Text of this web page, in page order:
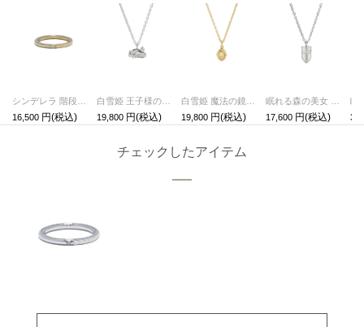
16,500
白雪姫 王子様の帽子 ネックレス シルバー
19,800
19,800
17,600
チェックしたアイテム